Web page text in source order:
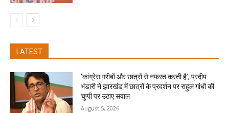
LATEST
‘कांग्रेस गरीबों और छात्रों से नफरत करती है’, प्रदीप
भंडारी ने झारखंड में छात्रों के प्रदर्शन पर राहुल गांधी की
चुप्पी पर उठाए सवाल
August 5, 2026